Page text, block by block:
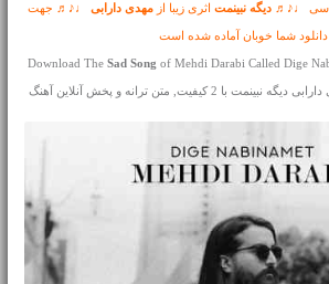
♩♪♬ دیگه نبینمتاثری زیبا از مهدی دارابی♩♪♬ جهت
دانلود شما خوبان آماده شده است
Download TheSad Song of Mehdi Darabi Called Dige
2 کیفیت, متن ترانه و پخش آنلاین آهنگ